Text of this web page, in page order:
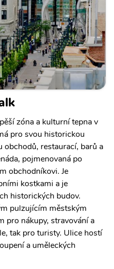
zóna a kulturní tepna v
pro svou historickou
obchodů, restaurací, barů a
pojmenovaná po
obchodníkovi. Je
kostkami a je
historických budov.
pulzujícím městským
pro nákupy, stravování a
tak pro turisty. Ulice hostí
a uměleckých